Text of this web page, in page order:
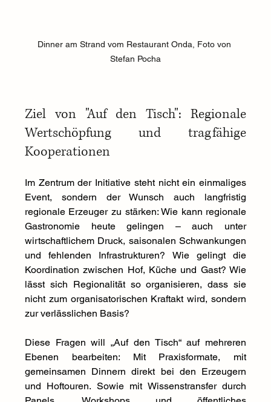
Dinner am Strand vom Restaurant Onda, Foto von
Stefan Pocha
Ziel von "Auf den Tisch": Regionale
Wertschöpfung und tragfähige
Kooperationen
Im Zentrum der Initiative steht nicht ein einmaliges
Event, sondern der Wunsch auch langfristig
regionale Erzeuger zu stärken: Wie kann regionale
Gastronomie heute gelingen – auch unter
wirtschaftlichem Druck, saisonalen Schwankungen
und fehlenden Infrastrukturen? Wie gelingt die
Koordination zwischen Hof, Küche und Gast? Wie
lässt sich Regionalität so organisieren, dass sie
nicht zum organisatorischen Kraftakt wird, sondern
zur verlässlichen Basis?
Diese Fragen will „Auf den Tisch“ auf mehreren
Ebenen bearbeiten: Mit Praxisformate, mit
gemeinsamen Dinnern direkt bei den Erzeugern
und Hoftouren. Sowie mit Wissenstransfer durch